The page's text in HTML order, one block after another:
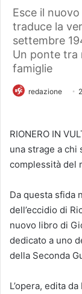
Esce il
traduce la
settembre
Un ponte tra
famiglie
redazione
RIONERO IN
una strage a chi
complessità del
Da questa sfida
dell’eccidio di
nuovo libro di
dedicato a uno
della Seconda
L’opera, edita